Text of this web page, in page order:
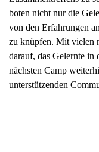
boten nicht nur die
von den Erfahrungen
zu knüpfen. Mit vielen
darauf, das Gelernte in
nächsten Camp
unterstützenden